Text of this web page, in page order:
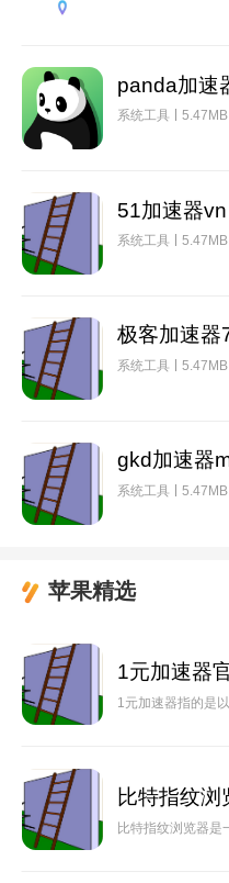
panda加速
系统工具 5.47MB
51加速器vn
系统工具 5.47MB
极客加速器
系统工具 5.47MB
gkd加速器
系统工具 5.47MB
苹果精选
1元加速器
1元加速器指的是
比特指纹浏
比特指纹浏览器是